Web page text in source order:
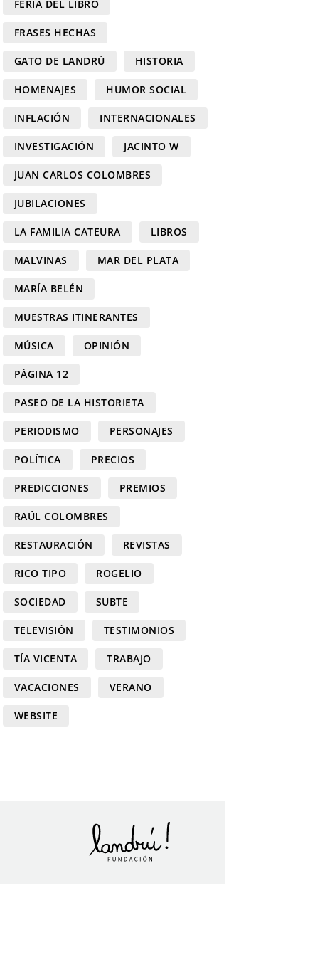
FERIA DEL LIBRO
FRASES HECHAS
GATO DE LANDRÚ HISTORIA
HOMENAJES HUMOR SOCIAL
INFLACIÓN INTERNACIONALES
INVESTIGACIÓN JACINTO W
JUAN CARLOS COLOMBRES
JUBILACIONES
LA FAMILIA CATEURA LIBROS
MALVINAS MAR DEL PLATA
MARÍA BELÉN
MUESTRAS ITINERANTES
MÚSICA OPINIÓN
PÁGINA 12
PASEO DE LA HISTORIETA
PERIODISMO PERSONAJES
POLÍTICA PRECIOS
PREDICCIONES PREMIOS
RAÚL COLOMBRES
RESTAURACIÓN REVISTAS
RICO TIPO ROGELIO
SOCIEDAD SUBTE
TELEVISIÓN TESTIMONIOS
TÍA VICENTA TRABAJO
VACACIONES VERANO
WEBSITE